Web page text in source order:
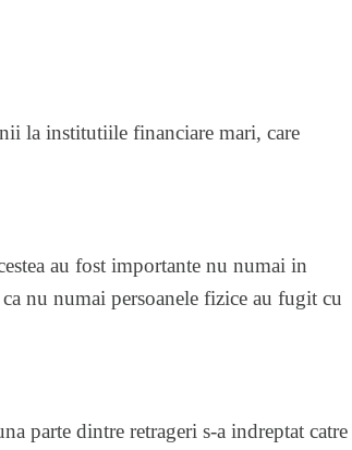
la institutiile financiare mari, care
au fost importante nu numai in
nu numai persoanele fizice au fugit cu
parte dintre retrageri s-a indreptat catre